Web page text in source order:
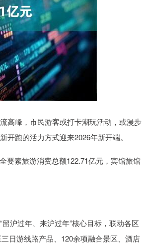
峰，市民游客或打卡潮玩活动，或漫步
跑的活力方式迎来2026年新开端。
素旅游消费总额122.71亿元，宾馆旅馆
沪过年、来沪过年”核心目标，联动各区
日游线路产品、120余项融合景区、酒店